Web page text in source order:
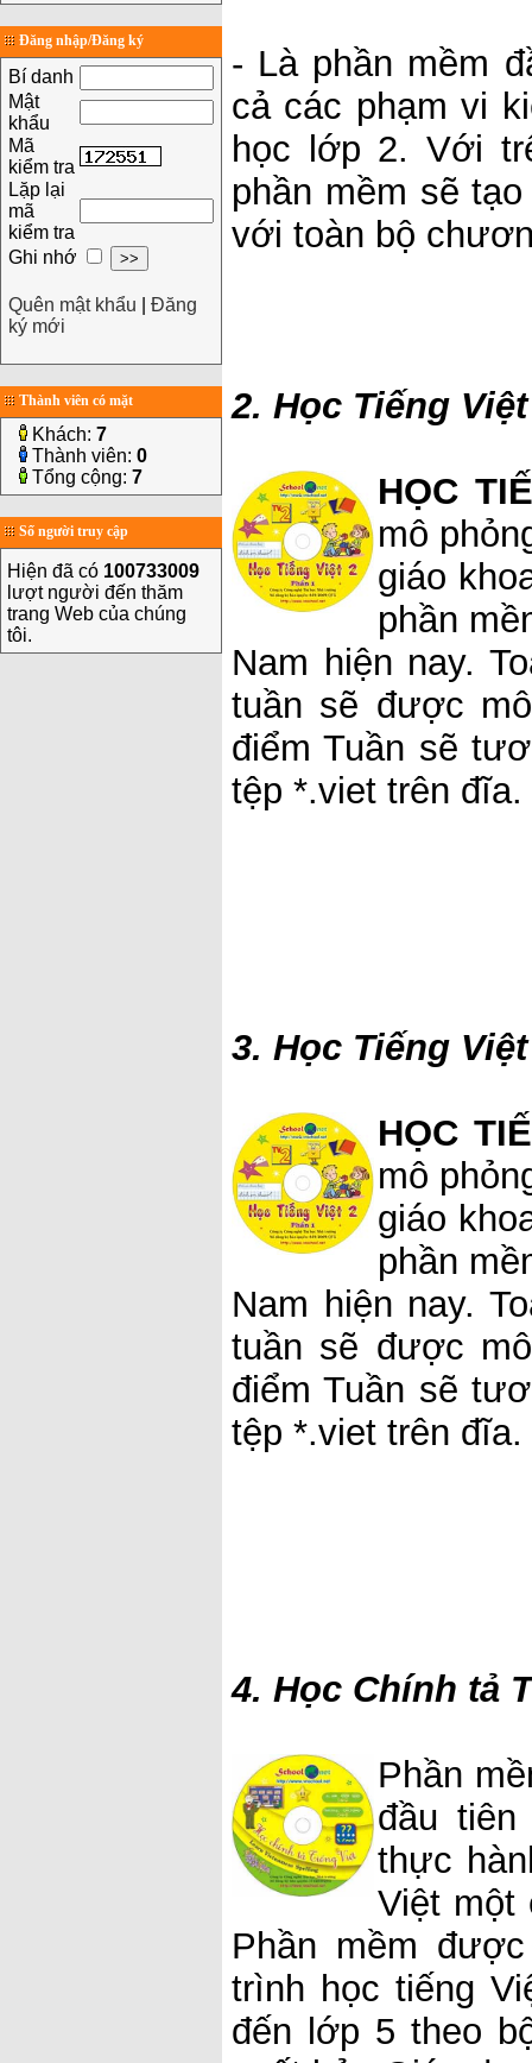
Đăng nhập/Đăng ký
Bí danh
Mật
khẩu
Mã
kiểm tra
Lặp lại
mã
kiểm tra
Ghi nhớ
Quên mật khẩu
Đăng
ký mới
Thành viên có mặt
Khách: 7
Thành viên: 0
Tổng cộng: 7
Số người truy cập
Hiện đã có 100733009
lượt người đến thăm
trang Web của chúng
tôi.
- Là phần mềm
cả các phạm vi
học lớp 2. Với
phần mềm sẽ
với toàn bộ
2. Học Tiếng
HỌC
mô
giáo
phần
Nam hiện nay.
tuần sẽ được
điểm Tuần sẽ
tệp *.viet trên đĩa.
3. Học Tiếng
HỌC
mô
giáo
phần
Nam hiện nay.
tuần sẽ được
điểm Tuần sẽ
tệp *.viet trên đĩa.
4. Học Chính tả
Phần
đầu
thực
Việt một
Phần mềm
trình học tiếng
đến lớp 5 theo